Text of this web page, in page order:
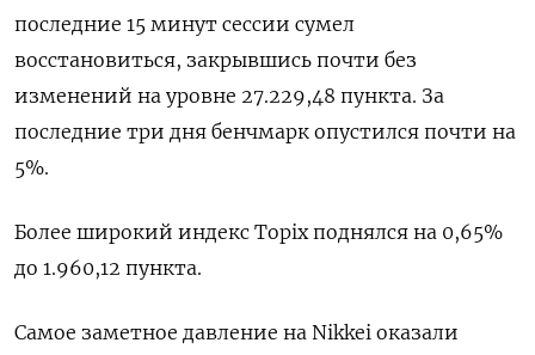
последние 15 минут сессии сумел
восстановиться, закрывшись почти без
изменений на уровне 27.229,48 пункта. За
последние три дня бенчмарк опустился почти на
5%.
Более широкий индекс Topix поднялся на 0,65%
до 1.960,12 пункта.
Самое заметное давление на Nikkei оказали